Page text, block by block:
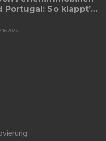
Portugal: So klappt’s
16 2025